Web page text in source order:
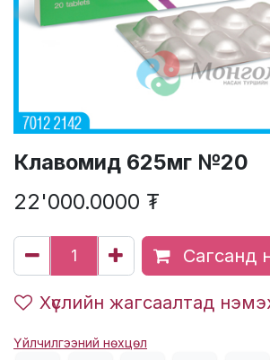
Клавомид 625мг №20
22'000.0000 ₮
Сагсанд
Хүслийн жагсаалтад
Үйлчилгээний нөхцөл